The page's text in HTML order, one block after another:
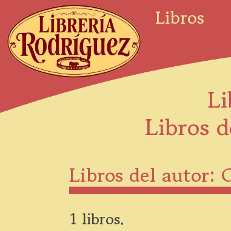
Libros
Libros
Libros del autor:
1 libros.